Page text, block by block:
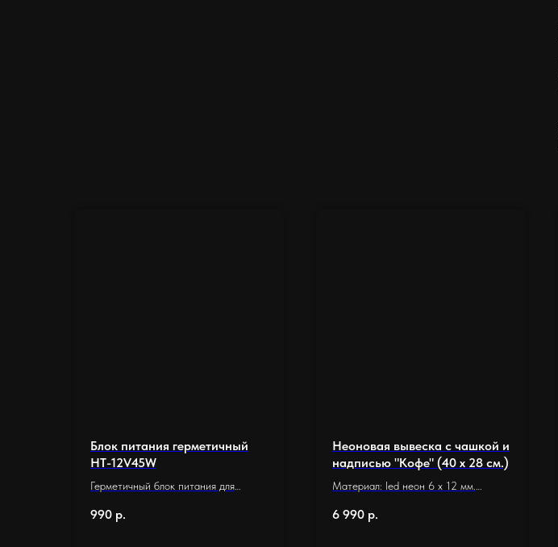
Блок питания герметичный
HT-12V45W
Герметичный блок питания для
IP67 - это идеальное решение для
990 р.
Неоновая вывеска с чашкой и
надписью "Кофе" (40 х 28 см.)
Материал: led неон 6 x 12 мм.
Размер основания 40 х 28 см.
6 990 р.